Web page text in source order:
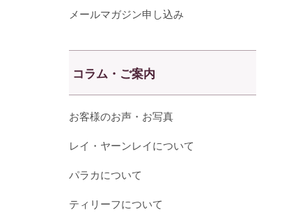
メールマガジン申し込み
コラム・ご案内
お客様のお声・お写真
レイ・ヤーンレイについて
パラカについて
ティリーフについて